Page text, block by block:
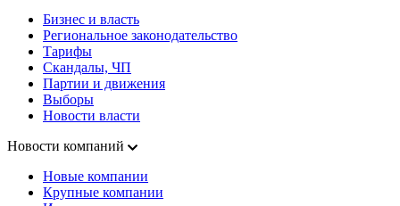
Бизнес и власть
Региональное законодательство
Тарифы
Скандалы, ЧП
Партии и движения
Выборы
Новости власти
Новости компаний
Новые компании
Крупные компании